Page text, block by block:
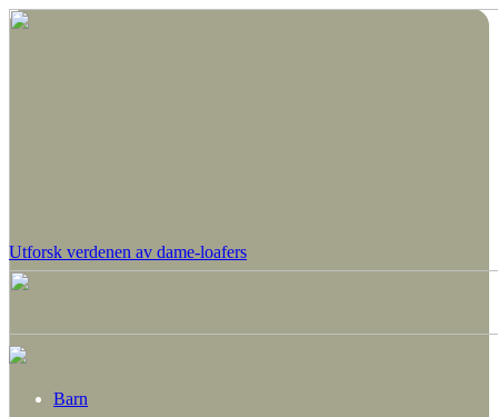
Utforsk verdenen av dame-loafers
Barn